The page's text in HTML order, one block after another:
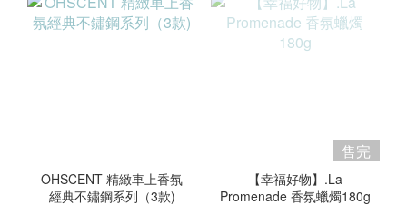
OHSCENT 精緻車上香氛
經典不鏽鋼系列（3款)
售完
【幸福好物】.La
Promenade 香氛蠟燭180g